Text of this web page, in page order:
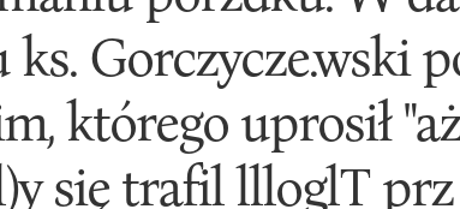
Gorczycze.wski
którego uprosił
się trafil llloglT